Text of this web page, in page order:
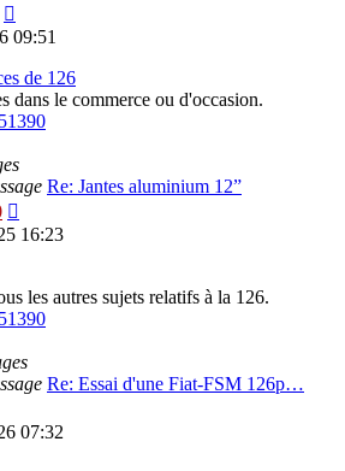
le
message
09:51
de 126
dans le commerce ou d'occasion.
Re: Jantes aluminium 12”
le
16:23
les autres sujets relatifs à la 126.
Re: Essai d'une Fiat-FSM 126p…
07:32